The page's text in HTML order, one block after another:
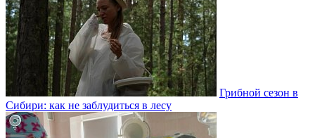
Грибной сезон в
Сибири: как не заблудиться в лесу